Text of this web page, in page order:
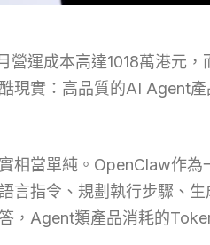
營運成本高達1018萬港元
現實：高品質的AI Agent
相當單純。OpenClaw作
言指令、規劃執行步驟、
，Agent類產品消耗的